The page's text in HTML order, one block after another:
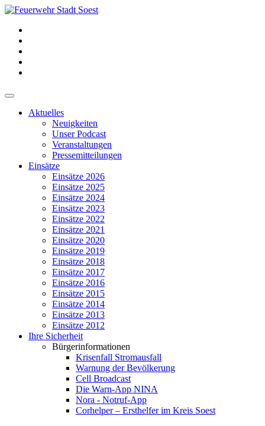
Aktuelles
Neuigkeiten
Unser Podcast
Veranstaltungen
Pressemitteilungen
Einsätze
Einsätze 2026
Einsätze 2025
Einsätze 2024
Einsätze 2023
Einsätze 2022
Einsätze 2021
Einsätze 2020
Einsätze 2019
Einsätze 2018
Einsätze 2017
Einsätze 2016
Einsätze 2015
Einsätze 2014
Einsätze 2013
Einsätze 2012
Ihre Sicherheit
Bürgerinformationen
Krisenfall Stromausfall
Warnung der Bevölkerung
Cell Broadcast
Die Warn-App NINA
Nora - Notruf-App
Corhelper – Ersthelfer im Kreis Soest